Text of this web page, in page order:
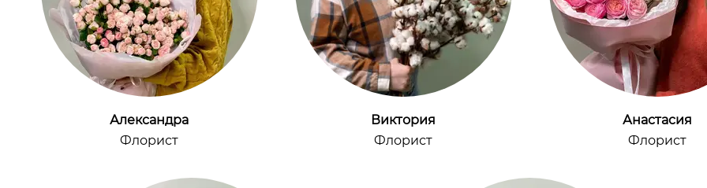
Александра
Флорист
Виктория
Флорист
Анастасия
Флорист